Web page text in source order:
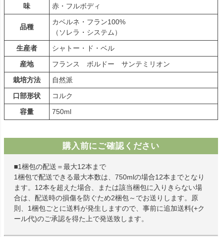
味 赤・フルボディ
品種
カベルネ・フラン100%
（ソレラ・システム）
生産者
シャトー・ド・ベル
産地
フランス ボルドー サンテミリオン
栽培方法
自然派
口部形状
コルク
容量
750ml
購入前にご確認ください
■1梱包の配送＝最大12本まで
1梱包で配送できる最大本数は、750mlの場合12本までとなり
ます。12本を超えた場合、または該当梱包に入りきらない場
合は、配送時の損傷を防ぐため2梱包～でお送りします。原
則、1梱包ごとに送料が発生しますので、事前に追加送料(+ク
ール代)のご承認を得た上で発送致します。